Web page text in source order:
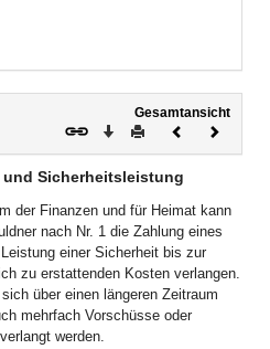
Gesamtansicht
Download
DruckenVorheriges
Sicherheitsleistung
der Finanzen und für Heimat kann
nach Nr. 1 die Zahlung eines
einer Sicherheit bis zur
zu erstattenden Kosten verlangen.
über einen längeren Zeitraum
mehrfach Vorschüsse oder
werden.